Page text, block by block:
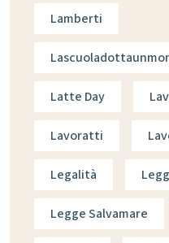
Lamberti
Latte Day
Lavoratti
Legalità
Legge Salvamare